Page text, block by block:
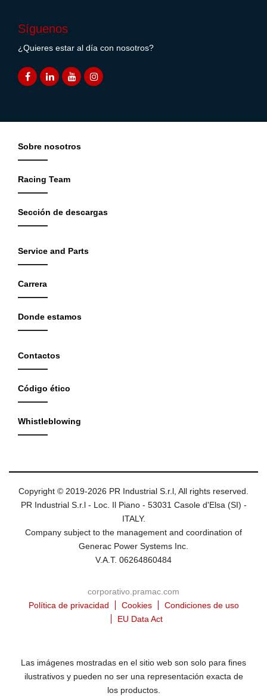
Síguenos
¿Quieres estar al día con nosotros?
Sobre nosotros
Racing Team
Sección de descargas
Service and Parts
Carrera
Donde estamos
Contactos
Código ético
Whistleblowing
Copyright © 2019-2026 PR Industrial S.r.l, All rights reserved.
PR Industrial S.r.l - Loc. Il Piano - 53031 Casole d'Elsa (SI) -
ITALY.
Company subject to the management and coordination of
Generac Power Systems Inc.
V.A.T. 06264860484
corporativo.pramac.com
Política de privacidad
Cookies
Condiciones de uso
EU Data Act
Las imágenes mostradas en el sitio web son solo para fines
ilustrativos y pueden no ser una representación exacta de
los productos.